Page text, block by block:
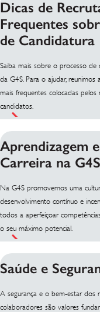
Dicas de
Frequentes
de Candidatura
Saiba mais sobre o processo de
da G4S. Para o ajudar, reunimos
mais frequentes colocadas pelos
candidatos.
Aprendizagem
Carreira na G4S
Na G4S promovemos uma
desenvolvimento contínuo e
todos a aperfeiçoar
o seu máximo potencial.
Saúde e
A segurança e o bem-estar dos
colaboradores são valores